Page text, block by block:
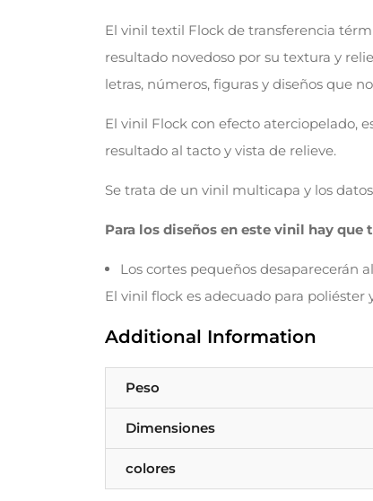
El vinil textil Flock de transferencia
resultado novedoso por su textura y
letras, números, figuras y diseños que
El vinil Flock con efecto aterciopelado,
resultado al tacto y vista de relieve.
Se trata de un vinil multicapa y los datos
Para los diseños en este vinil hay que
Los cortes pequeños desaparecerán
El vinil flock es adecuado para
Additional Information
Peso
Dimensiones
colores